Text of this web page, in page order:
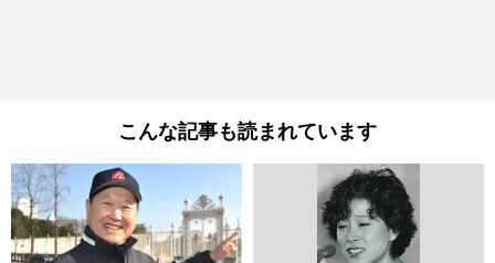
こんな記事も読まれています